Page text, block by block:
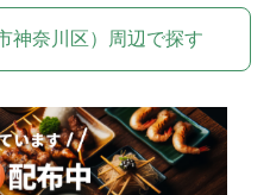
神奈川区）周辺で探す